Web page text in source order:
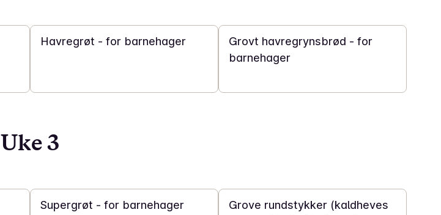
Havregrøt - for barnehager
Grovt havregrynsbrød - for
barnehager
Uke 3
Supergrøt - for barnehager
Grove rundstykker (kaldheves